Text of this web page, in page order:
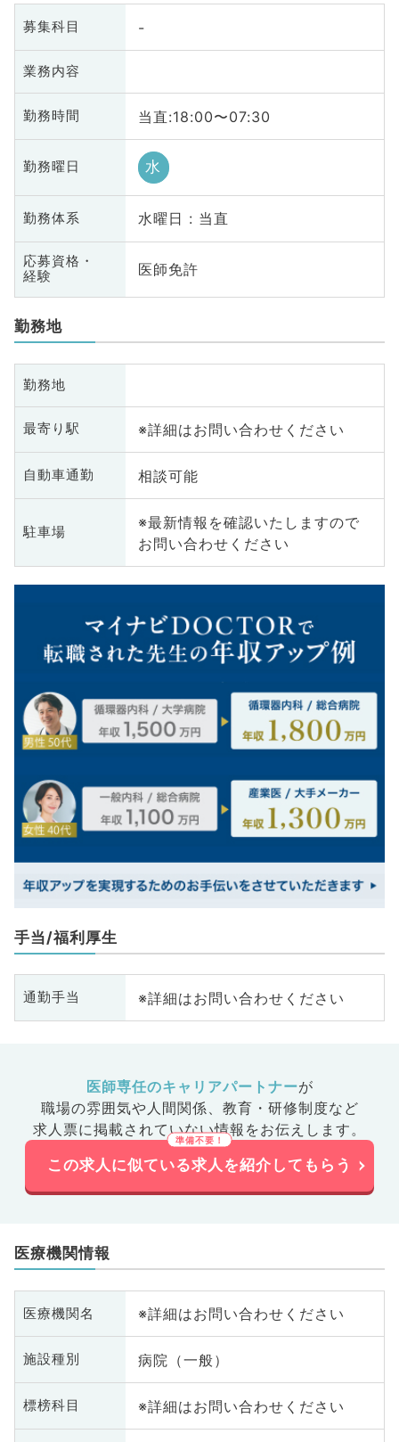
募集科目 -
業務内容
勤務時間 当直:18:00〜07:30
勤務曜日 水
勤務体系 水曜日 : 当直
応募資格・
経験
医師免許
勤務地
勤務地
最寄り駅 ※詳細はお問い合わせください
自動車通勤 相談可能
駐車場
※最新情報を確認いたしますので
お問い合わせください
手当/福利厚生
通勤手当 ※詳細はお問い合わせください
医師専任のキャリアパートナーが
職場の雰囲気や人間関係、 教育・研修制度など
求人票に掲載されていない情報をお伝えします。
この求人に似ている求人を紹介してもらう
医療機関情報
医療機関名 ※詳細はお問い合わせください
施設種別 病院（一般）
標榜科目 ※詳細はお問い合わせください